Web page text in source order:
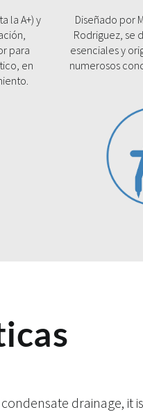
la A+) y
para
en
Diseñado por
Rodriguez, se
esenciales y
numerosos
drainage, it